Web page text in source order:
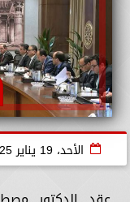
الأحد، 19 يناير 2025